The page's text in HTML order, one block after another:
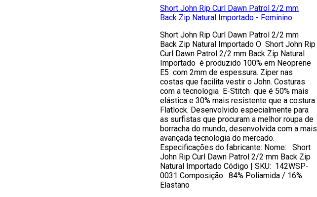
Short John Rip Curl Dawn Patrol 2/2 mm
Back Zip Natural Importado - Feminino
Short John Rip Curl Dawn Patrol 2/2 mm
Back Zip Natural Importado O Short John Rip
Curl Dawn Patrol 2/2 mm Back Zip Natural
Importado é produzido 100% em Neoprene
E5 com 2mm de espessura. Ziper nas
costas que facilita vestir o John. Costuras
com a tecnologia E-Stitch que é 50% mais
elástica e 30% mais resistente que a costura
Flatlock. Desenvolvido especialmente para
as surfistas que procuram a melhor roupa de
borracha do mundo, desenvolvida com a mais
avançada tecnologia do mercado.
Especificações do fabricante: Nome: Short
John Rip Curl Dawn Patrol 2/2 mm Back Zip
Natural Importado Código | SKU: 142WSP-
0031 Composição: 84% Poliamida / 16%
Elastano